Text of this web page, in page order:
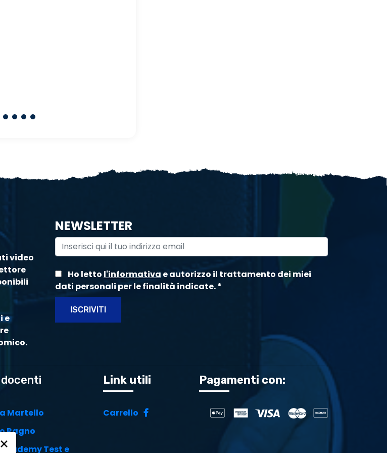
video
e
NEWSLETTER
Ho letto l'informativa e autorizzo il trattamento dei miei
dati personali per le finalità indicate.*
ISCRIVITI
Martello
Ragno
Academy Test e
Link utili
Carrello
Pagamenti con:
×